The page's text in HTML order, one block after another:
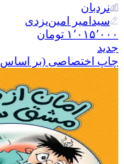
نردبان
سیدامیر امین‌یزدی
۱٬۰۱۵٬۰۰۰ تومان
جدید
چاپ اختصاصی (بر اساس POD)